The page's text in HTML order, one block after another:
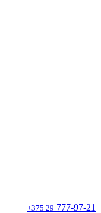
+375 29 777-97-21